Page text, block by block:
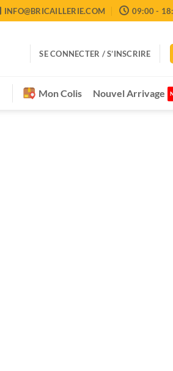
INFO@BRICAILLERIE.COM 09:00 -
SE CONNECTER / S’INSCRIRE
Mon Colis Nouvel Arrivage